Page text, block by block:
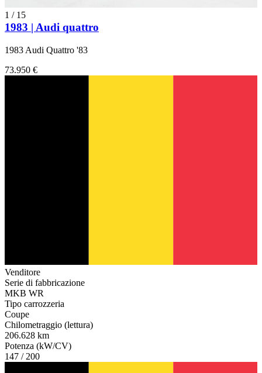
1 / 15
1983 | Audi quattro
1983 Audi Quattro '83
73.950 €
Venditore
Serie di fabbricazione
MKB WR
Tipo carrozzeria
Coupe
Chilometraggio (lettura)
206.628 km
Potenza (kW/CV)
147 / 200